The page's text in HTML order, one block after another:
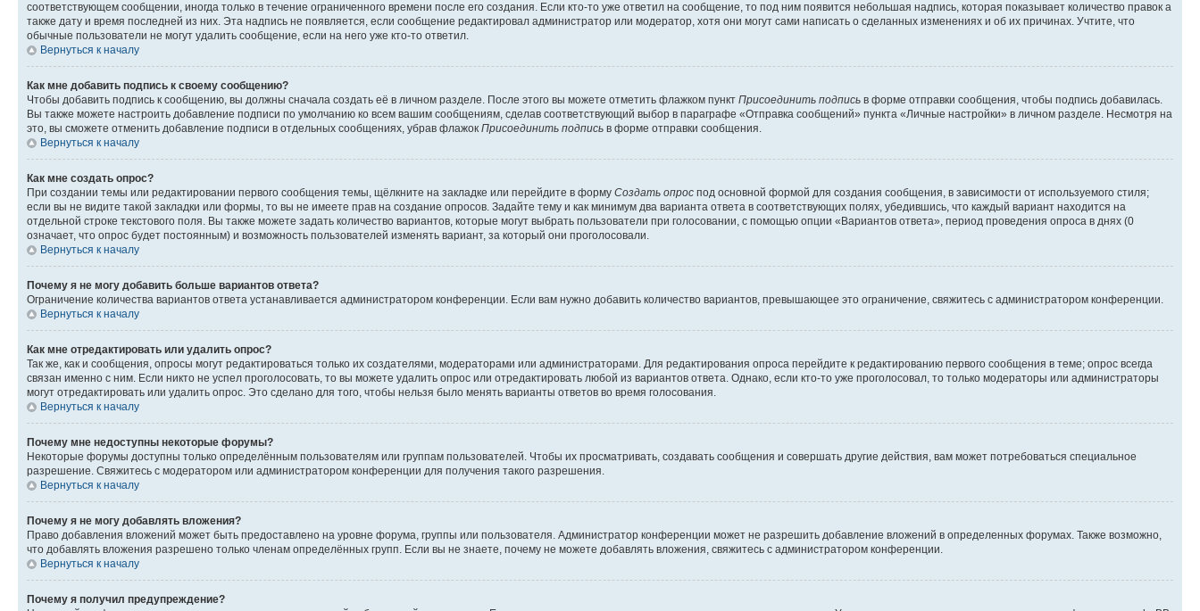
соответствующем сообщении, иногда только в течение ограниченного времени после его создания. Если кто-то уже ответил на сообщение, то под ним появится небольшая надпись, которая показывает количество правок а
также дату и время последней из них. Эта надпись не появляется, если сообщение редактировал администратор или модератор, хотя они могут сами написать о сделанных изменениях и об их причинах. Учтите, что
обычные пользователи не могут удалить сообщение, если на него уже кто-то ответил.
Вернуться к началу
Как мне добавить подпись к своему сообщению?
Чтобы добавить подпись к сообщению, вы должны сначала создать её в личном разделе. После этого вы можете отметить флажком пункт Присоединить подпись в форме отправки сообщения, чтобы подпись добавилась.
Вы также можете настроить добавление подписи по умолчанию ко всем вашим сообщениям, сделав соответствующий выбор в параграфе «Отправка сообщений» пункта «Личные настройки» в личном разделе. Несмотря на
это, вы сможете отменить добавление подписи в отдельных сообщениях, убрав флажок Присоединить подпись в форме отправки сообщения.
Вернуться к началу
Как мне создать опрос?
При создании темы или редактировании первого сообщения темы, щёлкните на закладке или перейдите в форму Создать опрос под основной формой для создания сообщения, в зависимости от используемого стиля;
если вы не видите такой закладки или формы, то вы не имеете прав на создание опросов. Задайте тему и как минимум два варианта ответа в соответствующих полях, убедившись, что каждый вариант находится на
отдельной строке текстового поля. Вы также можете задать количество вариантов, которые могут выбрать пользователи при голосовании, с помощью опции «Вариантов ответа», период проведения опроса в днях (0
означает, что опрос будет постоянным) и возможность пользователей изменять вариант, за который они проголосовали.
Вернуться к началу
Почему я не могу добавить больше вариантов ответа?
Ограничение количества вариантов ответа устанавливается администратором конференции. Если вам нужно добавить количество вариантов, превышающее это ограничение, свяжитесь с администратором конференции.
Вернуться к началу
Как мне отредактировать или удалить опрос?
Так же, как и сообщения, опросы могут редактироваться только их создателями, модераторами или администраторами. Для редактирования опроса перейдите к редактированию первого сообщения в теме; опрос всегда
связан именно с ним. Если никто не успел проголосовать, то вы можете удалить опрос или отредактировать любой из вариантов ответа. Однако, если кто-то уже проголосовал, то только модераторы или администраторы
могут отредактировать или удалить опрос. Это сделано для того, чтобы нельзя было менять варианты ответов во время голосования.
Вернуться к началу
Почему мне недоступны некоторые форумы?
Некоторые форумы доступны только определённым пользователям или группам пользователей. Чтобы их просматривать, создавать сообщения и совершать другие действия, вам может потребоваться специальное
разрешение. Свяжитесь с модератором или администратором конференции для получения такого разрешения.
Вернуться к началу
Почему я не могу добавлять вложения?
Право добавления вложений может быть предоставлено на уровне форума, группы или пользователя. Администратор конференции может не разрешить добавление вложений в определенных форумах. Также возможно,
что добавлять вложения разрешено только членам определённых групп. Если вы не знаете, почему не можете добавлять вложения, свяжитесь с администратором конференции.
Вернуться к началу
Почему я получил предупреждение?